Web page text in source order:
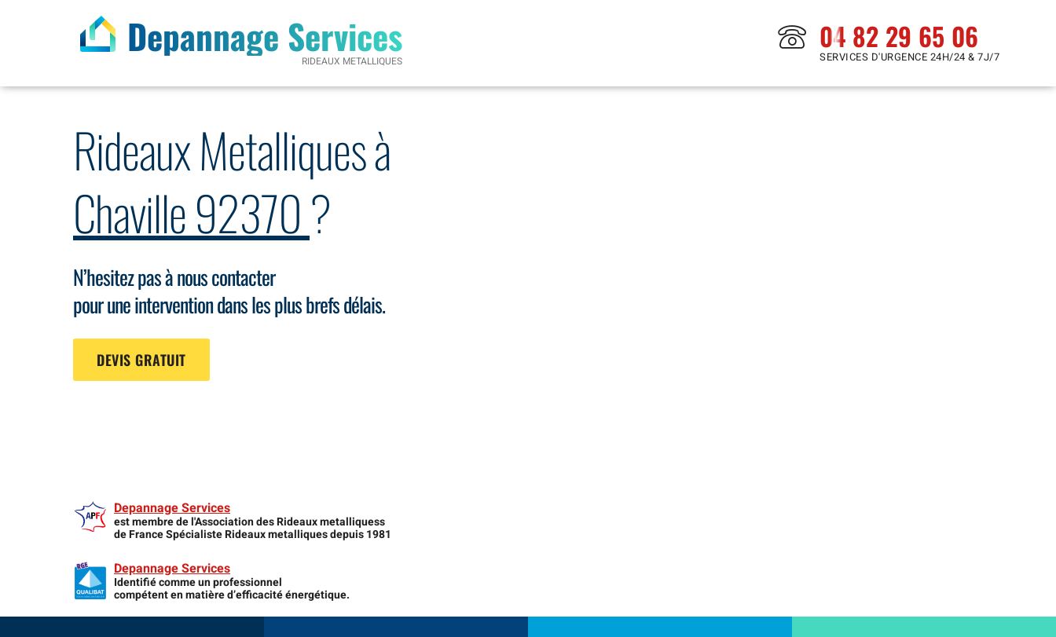
Depannage Services
RIDEAUX METALLIQUES
04 82 29 65 06
SERVICES D'URGENCE 24H/24 & 7J/7
Rideaux Metalliques à
Chaville 92370?
N’hesitez pas à nous contacter
pour une intervention dans les plus brefs délais.
DEVIS GRATUIT
Depannage Services
est membre de l'Association des Rideaux metalliquess
de France Spécialiste Rideaux metalliques depuis 1981
Depannage Services
Identifié comme un professionnel
compétent en matière d’efficacité énergétique.